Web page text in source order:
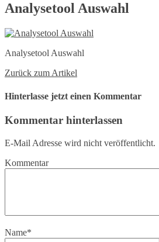
Analysetool Auswahl
Analysetool Auswahl
Zurück zum Artikel
Hinterlasse jetzt einen Kommentar
Kommentar hinterlassen
E-Mail Adresse wird nicht veröffentlicht.
Kommentar
Name*